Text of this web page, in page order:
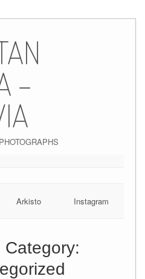
–
Arkisto Instagram
Category: